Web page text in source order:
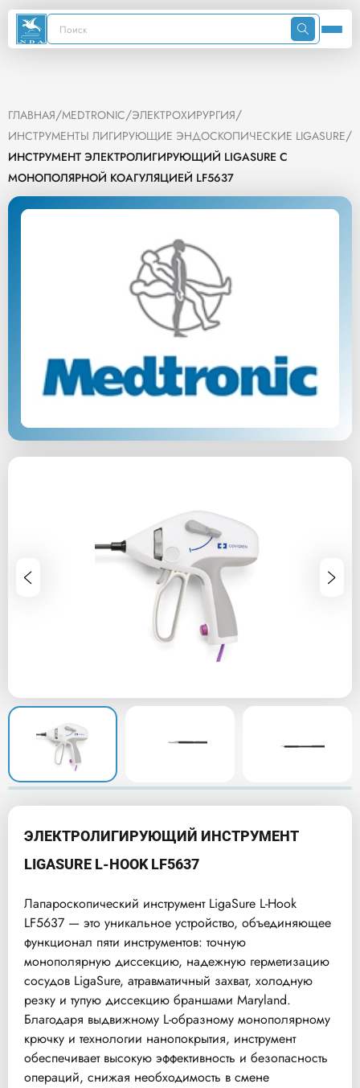
ГЛАВНАЯ/MEDTRONIC/ЭЛЕКТРОХИРУРГИЯ/
ИНСТРУМЕНТЫ ЛИГИРУЮЩИЕ ЭНДОСКОПИЧЕСКИЕ LIGASURE/
ИНСТРУМЕНТ ЭЛЕКТРОЛИГИРУЮЩИЙ LIGASURE С
МОНОПОЛЯРНОЙ КОАГУЛЯЦИЕЙ LF5637
ЭЛЕКТРОЛИГИРУЮЩИЙ ИНСТРУМЕНТ
LIGASURE L-HOOK LF5637
Лапароскопический инструмент LigaSure L-Hook
LF5637 — это уникальное устройство, объединяющее
функционал пяти инструментов: точную
монополярную диссекцию, надежную герметизацию
сосудов LigaSure, атравматичный захват, холодную
резку и тупую диссекцию браншами Maryland.
Благодаря выдвижному L-образному монополярному
крючку и технологии нанопокрытия, инструмент
обеспечивает высокую эффективность и безопасность
операций, снижая необходимость в смене